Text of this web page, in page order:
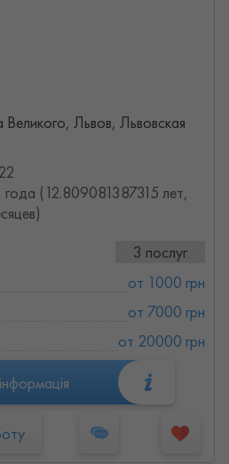
Львов, Львовская
года (12.809081387315 лет,
3 послуг
от 1000 грн
от 7000 грн
от 20000 грн